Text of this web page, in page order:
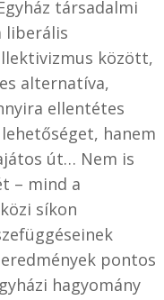
társadalmi
liberális
között,
alternatíva,
ellentétes
hanem
út… Nem is
– mind a
síkon
pontos
hagyomány